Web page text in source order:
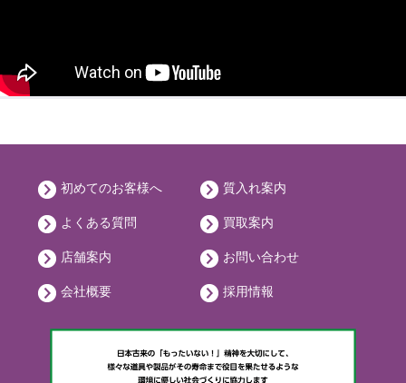
初めてのお客様へ 質入れ案内
よくある質問 買取案内
店舗案内 お問い合わせ
会社概要 採用情報